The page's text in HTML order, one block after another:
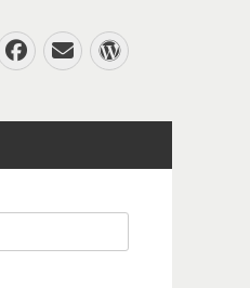
Facebook
E-
post